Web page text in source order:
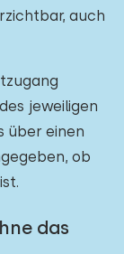
auch
jeweiligen
über einen
ob
das